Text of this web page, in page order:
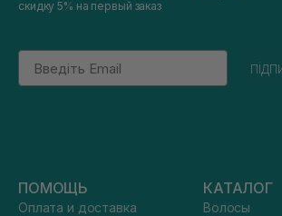
скидку 5% на первый заказ
Email
ПОМОЩЬ
Оплата и доставка
КАТАЛОГ
Волосы